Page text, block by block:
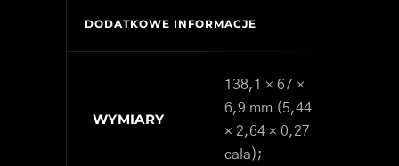
DODATKOWE INFORMACJE
WYMIARY
138,1 × 67 ×
6,9 mm (5,44
× 2,64 × 0,27
cala);